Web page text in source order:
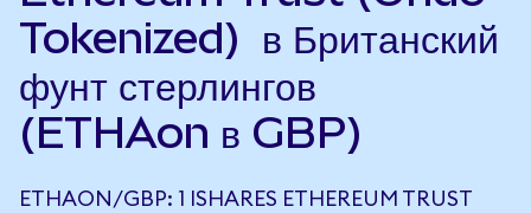
Tokenized) в Британский
фунт стерлингов
(ETHAon в GBP)
ETHAON/GBP: 1 ISHARES ETHEREUM TRUST